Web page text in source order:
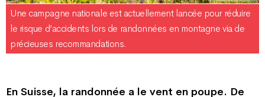
Une campagne nationale est actuellement lancée pour réduire
le risque d’accidents lors de randonnées en montagne via de
précieuses recommandations.
En Suisse, la randonnée a le vent en poupe. De